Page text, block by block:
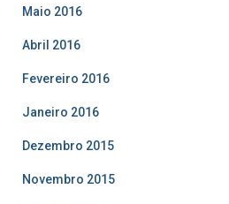
Maio 2016
Abril 2016
Fevereiro 2016
Janeiro 2016
Dezembro 2015
Novembro 2015